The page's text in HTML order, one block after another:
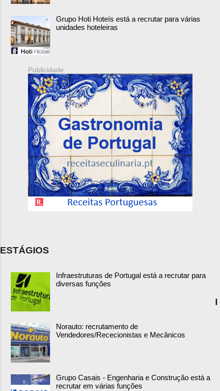
Grupo Hoti Hoteís está a recrutar para várias
unidades hoteleiras
Publicidade
ESTÁGIOS
Infraestruturas de Portugal está a recrutar para
diversas funções
Norauto: recrutamento de
Vendedores/Rececionistas e Mecânicos
Grupo Casais - Engenharia e Construção está a
recrutar em várias funções
I